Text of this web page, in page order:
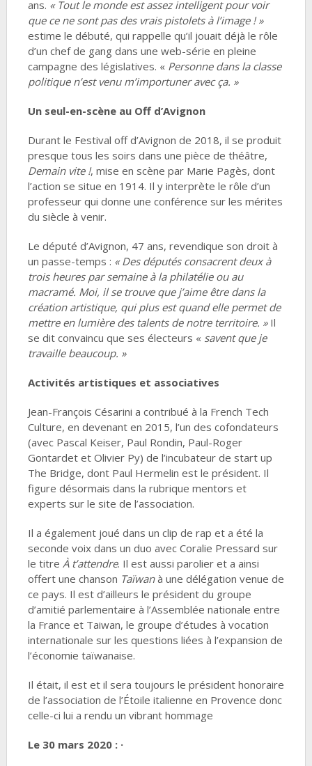
ans. « Tout le monde est assez intelligent pour voir
que ce ne sont pas des vrais pistolets à l’image ! »
estime le débuté, qui rappelle qu’il jouait déjà le rôle
d’un chef de gang dans une web-série en pleine
campagne des législatives. « Personne dans la classe
politique n’est venu m’importuner avec ça. »
Un seul-en-scène au Off d’Avignon
Durant le Festival off d’Avignon de 2018, il se produit
presque tous les soirs dans une pièce de théâtre,
Demain vite !, mise en scène par Marie Pagès, dont
l’action se situe en 1914. Il y interprète le rôle d’un
professeur qui donne une conférence sur les mérites
du siècle à venir.
Le député d’Avignon, 47 ans, revendique son droit à
un passe-temps : « Des députés consacrent deux à
trois heures par semaine à la philatélie ou au
macramé. Moi, il se trouve que j’aime être dans la
création artistique, qui plus est quand elle permet de
mettre en lumière des talents de notre territoire. » Il
se dit convaincu que ses électeurs « savent que je
travaille beaucoup. »
Activités artistiques et associatives
Jean-François Césarini a contribué à la French Tech
Culture, en devenant en 2015, l’un des cofondateurs
(avec Pascal Keiser, Paul Rondin, Paul-Roger
Gontardet et Olivier Py) de l’incubateur de start up
The Bridge, dont Paul Hermelin est le président. Il
figure désormais dans la rubrique mentors et
experts sur le site de l’association.
Il a également joué dans un clip de rap et a été la
seconde voix dans un duo avec Coralie Pressard sur
le titre À t’attendre. Il est aussi parolier et a ainsi
offert une chanson Taïwanà une délégation venue de
ce pays. Il est d’ailleurs le président du groupe
d’amitié parlementaire à l’Assemblée nationale entre
la France et Taiwan, le groupe d’études à vocation
internationale sur les questions liées à l’expansion de
l’économie taïwanaise.
Il était, il est et il sera toujours le président honoraire
de l’association de l’Étoile italienne en Provence donc
celle-ci lui a rendu un vibrant hommage
Le 30 mars 2020 : ·